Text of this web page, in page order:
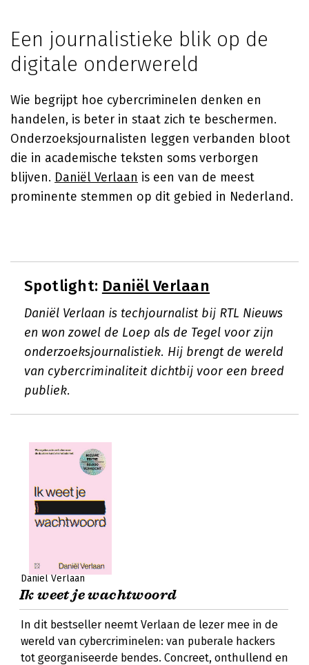
Een journalistieke blik op de
digitale onderwereld
Wie begrijpt hoe cybercriminelen denken en
handelen, is beter in staat zich te beschermen.
Onderzoeksjournalisten leggen verbanden bloot
die in academische teksten soms verborgen
blijven. Daniël Verlaan is een van de meest
prominente stemmen op dit gebied in Nederland.
Spotlight: Daniël Verlaan
Daniël Verlaan is techjournalist bij RTL Nieuws
en won zowel de Loep als de Tegel voor zijn
onderzoeksjournalistiek. Hij brengt de wereld
van cybercriminaliteit dichtbij voor een breed
publiek.
Daniël Verlaan
Ik weet je wachtwoord
In dit bestseller neemt Verlaan de lezer mee in de
wereld van cybercriminelen: van puberale hackers
tot georganiseerde bendes. Concreet, onthullend en